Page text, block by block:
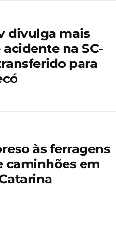
divulga mais
na SC-
para
às ferragens
caminhões em